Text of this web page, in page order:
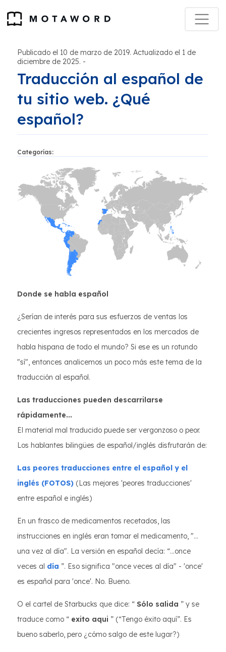
Publicado el 10 de marzo de 2019. Actualizado el 1 de
diciembre de 2025. -
Traducción al español de
tu sitio web. ¿Qué
español?
Categorías:
Donde se habla español
¿Serían de interés para sus esfuerzos de ventas los
crecientes ingresos representados en los mercados de
habla hispana de todo el mundo? Si ese es un rotundo
"sí", entonces analicemos un poco más este tema de la
traducción al español.
Las traducciones pueden descarrilarse
rápidamente...
El material mal traducido puede ser vergonzoso o peor.
Los hablantes bilingües de español/inglés disfrutarán de:
Las peores traducciones entre el español y el
inglés (FOTOS) (Las mejores 'peores traducciones'
entre español e inglés)
En un frasco de medicamentos recetados, las
instrucciones en inglés eran tomar el medicamento, "...
una vez al día". La versión en español decía: “...once
veces al día ”. Eso significa "once veces al día" - 'once'
es español para 'once'. No. Bueno.
O el cartel de Starbucks que dice: “ Sólo salida ” y se
traduce como “ exito aqui ” (“Tengo éxito aquí”. Es
bueno saberlo, pero ¿cómo salgo de este lugar?)